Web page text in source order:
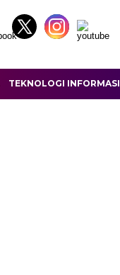
TEKNOLOGI INFORMASI